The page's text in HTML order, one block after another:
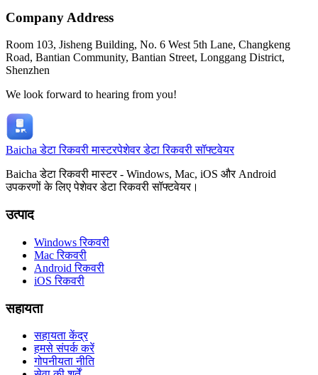
Company Address
Room 103, Jisheng Building, No. 6 West 5th Lane, Changkeng
Road, Bantian Community, Bantian Street, Longgang District,
Shenzhen
We look forward to hearing from you!
Baicha डेटा रिकवरी मास्टरपेशेवर डेटा रिकवरी सॉफ्टवेयर
Baicha डेटा रिकवरी मास्टर - Windows, Mac, iOS और Android
उपकरणों के लिए पेशेवर डेटा रिकवरी सॉफ्टवेयर।
उत्पाद
Windows रिकवरी
Mac रिकवरी
Android रिकवरी
iOS रिकवरी
सहायता
सहायता केंद्र
हमसे संपर्क करें
गोपनीयता नीति